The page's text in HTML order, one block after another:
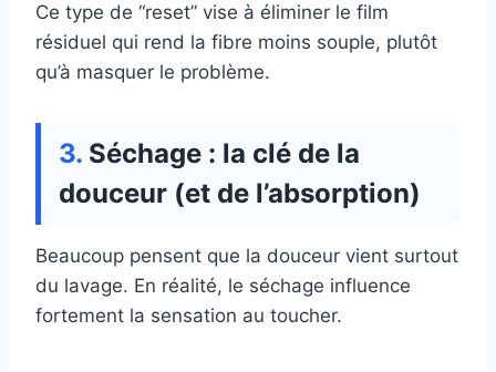
Ce type de “reset” vise à éliminer le film
résiduel qui rend la fibre moins souple, plutôt
qu’à masquer le problème.
Séchage : la clé de la
douceur (et de l’absorption)
Beaucoup pensent que la douceur vient surtout
du lavage. En réalité, le séchage influence
fortement la sensation au toucher.